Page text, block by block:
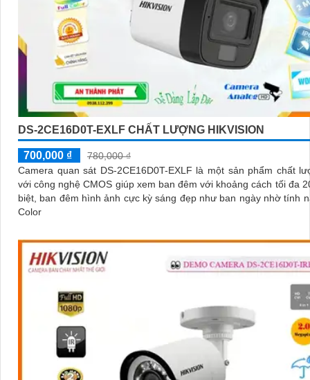
DS-2CE16D0T-EXLF CHẤT LƯỢNG HIKVISION
700,000 ₫
780,000 ₫
Camera quan sát DS-2CE16D0T-EXLF là một sản phẩm chất
với công nghệ CMOS giúp xem ban đêm với khoảng cách tối đa
biệt, ban đêm hình ảnh cực kỳ sáng đẹp như ban ngày nhờ tính
Color